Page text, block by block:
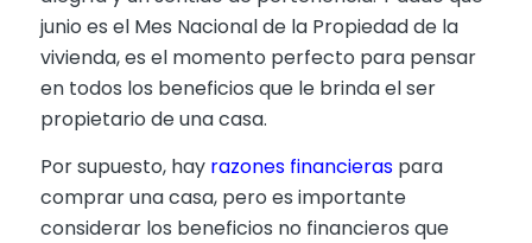
junio es el Mes Nacional de la Propiedad de la
vivienda, es el momento perfecto para pensar
en todos los beneficios que le brinda el ser
propietario de una casa.
Por supuesto, hay razones financieraspara
comprar una casa, pero es importante
considerar los beneficios no financieros que